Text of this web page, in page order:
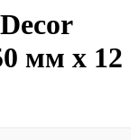
мм х 12